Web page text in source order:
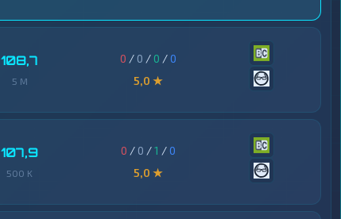
108,7
5 M
0 / 0 / 0 /0
5,0 ★
107,9
500 K
0 / 0 /1 /0
5,0 ★